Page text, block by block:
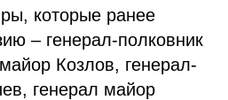
которые ранее
– генерал-полковник
Козлов, генерал-
генерал майор